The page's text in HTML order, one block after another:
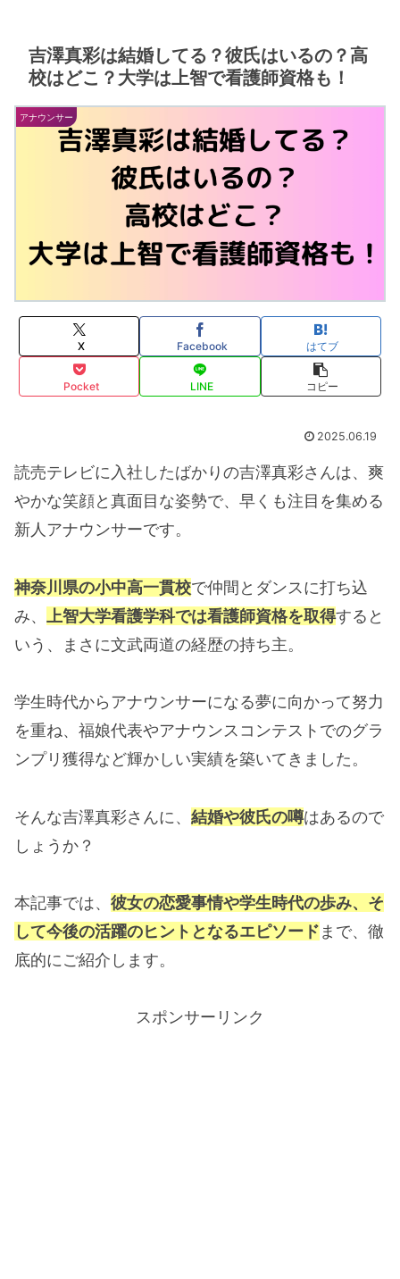
吉澤真彩は結婚してる？彼氏はいるの？高
校はどこ？大学は上智で看護師資格も！
アナウンサー
X Facebook はてブ
Pocket LINE コピー
2025.06.19
読売テレビに入社したばかりの吉澤真彩さんは、爽
やかな笑顔と真面目な姿勢で、早くも注目を集める
新人アナウンサーです。
神奈川県の小中高一貫校で仲間とダンスに打ち込
み、
上智大学看護学科では看護師資格を取得すると
いう、まさに文武両道の経歴の持ち主。
学生時代からアナウンサーになる夢に向かって努力
を重ね、福娘代表やアナウンスコンテストでのグラ
ンプリ獲得など輝かしい実績を築いてきました。
そんな吉澤真彩さんに、 結婚や彼氏の噂はあるので
しょうか？
本記事では、 彼女の恋愛事情や学生時代の歩み、そ
して今後の活躍のヒントとなるエピソード まで、徹
底的にご紹介します。
スポンサーリンク